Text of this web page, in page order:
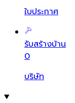
ใบประกาศ
รับสร้างบ้าน
0
บริษัท